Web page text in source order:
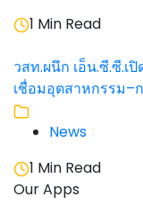
1 Min Read
วสท.ผนึก เอ็น.ซี.ซี.เ
เชื่อมอุตสาหกรรม–
News
1 Min Read
Our Apps